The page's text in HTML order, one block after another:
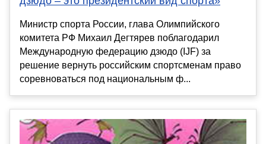
Министр спорта России, глава Олимпийского
комитета РФ Михаил Дегтярев поблагодарил
Международную федерацию дзюдо (IJF) за
решение вернуть российским спортсменам право
соревноваться под национальным ф...